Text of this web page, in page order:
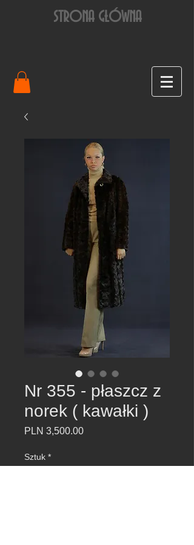
STRONA GŁÓWNA
Nr 355 - płaszcz z
norek ( kawałki )
PLN 3,500.00Cena
Sztuk *